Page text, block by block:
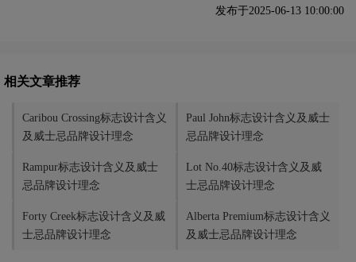
发布于2025-06-13 10:00:00
相关文章推荐
Caribou Crossing标志设计含义
及威士忌品牌设计理念
Paul John标志设计含义及威士
忌品牌设计理念
Rampur标志设计含义及威士
忌品牌设计理念
Lot No.40标志设计含义及威
士忌品牌设计理念
Forty Creek标志设计含义及威
士忌品牌设计理念
Alberta Premium标志设计含义
及威士忌品牌设计理念